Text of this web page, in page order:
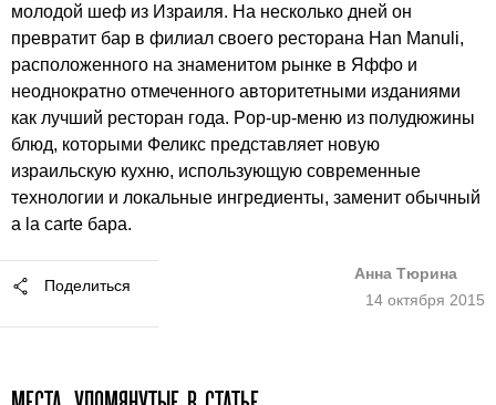
молодой шеф из Израиля. На несколько дней он
превратит бар в филиал своего ресторана Han Manuli,
расположенного на знаменитом рынке в Яффо и
неоднократно отмеченного авторитетными изданиями
как лучший ресторан года. Pop-up-меню из полудюжины
блюд, которыми Феликс представляет новую
израильскую кухню, использующую современные
технологии и локальные ингредиенты, заменит обычный
a la carte бара.
Поделиться
Анна Тюрина
14 октября 2015